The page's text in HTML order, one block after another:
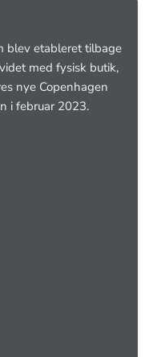
blev etableret tilbage
med fysisk butik,
nye Copenhagen
i februar 2023.